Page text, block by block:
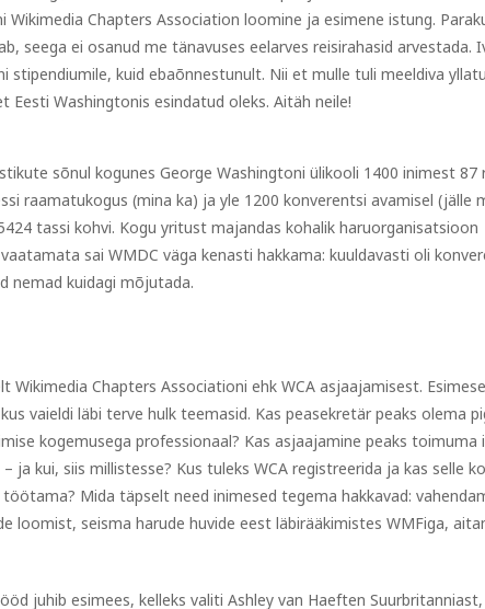
Chapters Association loomine ja esimene istung.
seega ei osanud me tänavuses eelarves reisirahasid arvestada.
stipendiumile, kuid ebaõnnestunult. Nii et mulle tuli meeldiva
Eesti Washingtonis esindatud oleks. Aitäh neile!
sõnul kogunes George Washingtoni ülikooli 1400 inimest 87
raamatukogus (mina ka) ja yle 1200 konverentsi avamisel (jälle
tassi kohvi. Kogu yritust majandas kohalik haruorganisatsioon
sai WMDC väga kenasti hakkama: kuuldavasti oli
nemad kuidagi mõjutada.
Wikimedia Chapters Associationi ehk WCA asjaajamisest.
vaieldi läbi terve hulk teemasid. Kas peasekretär peaks olema
kogemusega professionaal? Kas asjaajamine peaks toimuma
kui, siis millistesse? Kus tuleks WCA registreerida ja kas selle
Mida täpselt need inimesed tegema hakkavad:
loomist, seisma harude huvide eest läbirääkimistes WMFiga,
juhib esimees, kelleks valiti Ashley van Haeften Suurbritanniast,